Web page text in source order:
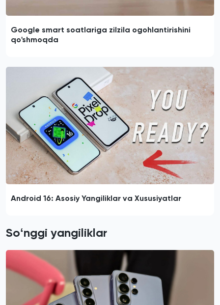
Google smart soatlariga zilzila ogohlantirishini
qo'shmoqda
Android 16: Asosiy Yangiliklar va Xususiyatlar
Soʻnggi yangiliklar